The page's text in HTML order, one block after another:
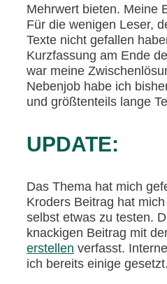
Mehrwert bieten. Meine
Für die wenigen Leser,
Texte nicht gefallen
Kurzfassung am Ende
war meine
Nebenjob habe ich
und größtenteils lange
UPDATE:
Das Thema hat mich
Kroders Beitrag hat
selbst etwas zu testen.
knackigen Beitrag mit
erstellen verfasst.
ich bereits einige gesetzt.